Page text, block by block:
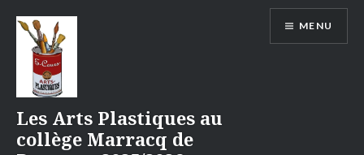
contenu
Les Arts Plastiques au
collège Marracq de
MENU